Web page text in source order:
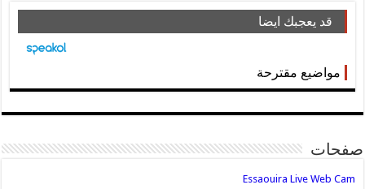
قد يعجبك ايضا
مواضيع مقترحة
صفحات
Essaouira Live Web Cam